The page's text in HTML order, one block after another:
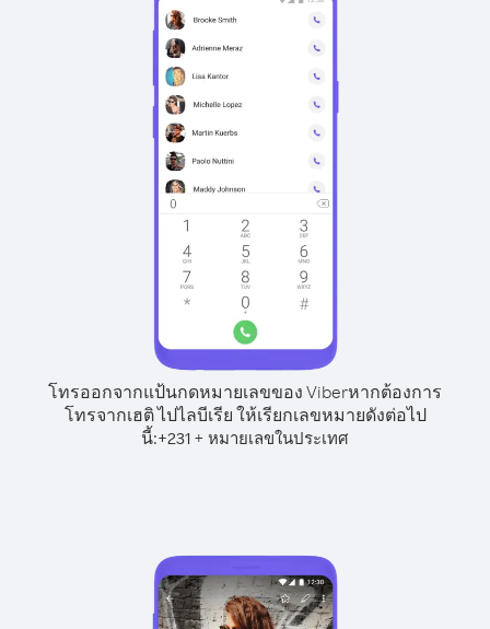
โทรออกจากแป้นกดหมายเลขของ Viberหากต้องการ
โทรจากเฮติ ไปไลบีเรีย ให้เรียกเลขหมายดังต่อไป
นี้:+231 + หมายเลขในประเทศ